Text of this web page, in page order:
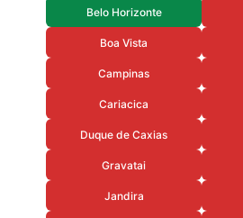
Belo Horizonte
Boa Vista
Campinas
Cariacica
Duque de Caxias
Gravatai
Jandira